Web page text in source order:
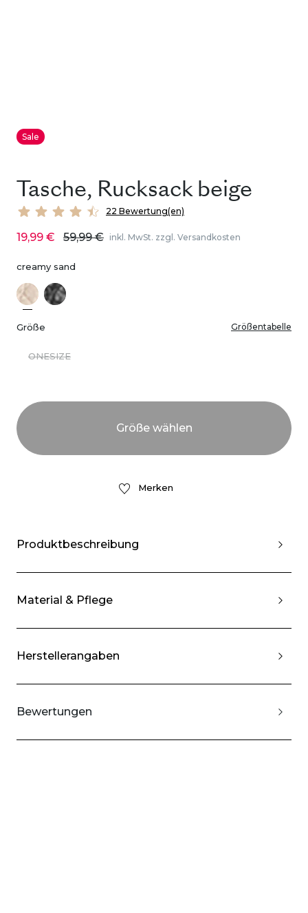
Sale
Tasche, Rucksack beige
22 Bewertung(en)
19,99 € 59,99 € inkl. MwSt. zzgl. Versandkosten
creamy sand
Größe Größentabelle
ONESIZE
Merken
Produktbeschreibung
Material & Pflege
Herstellerangaben
Bewertungen